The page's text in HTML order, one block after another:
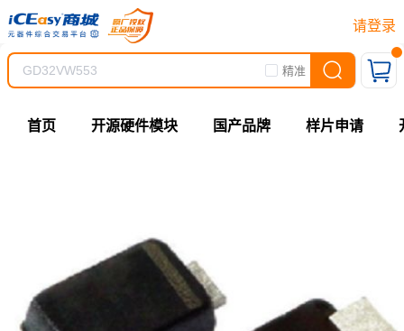
请登录
精准
首页 开源硬件模块 国产品牌 样片申请